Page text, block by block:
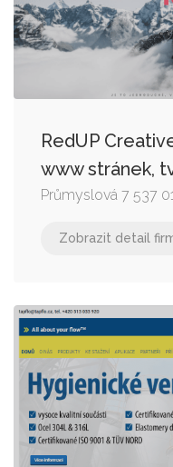
RedUP
www stránek,
Průmyslová 7 537
Zobrazit detail